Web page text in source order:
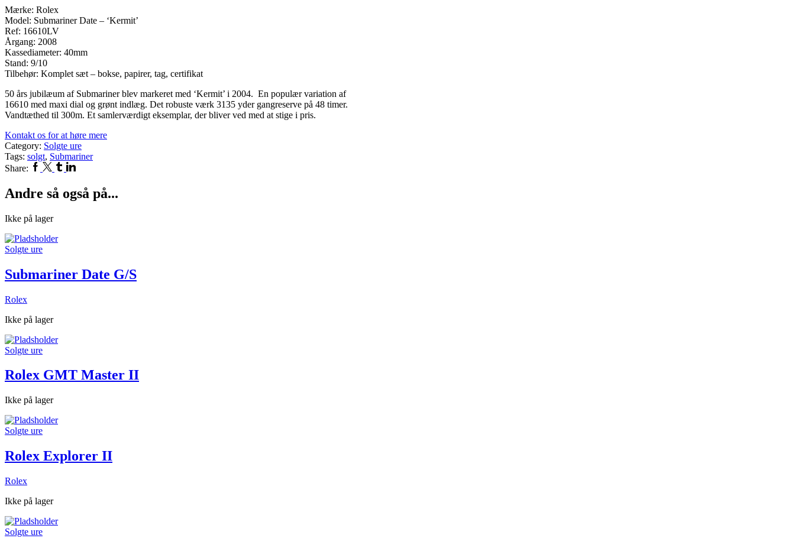
Mærke: Rolex
Model: Submariner Date – ‘Kermit’
Ref: 16610LV
Årgang: 2008
Kassediameter: 40mm
Stand: 9/10
Tilbehør: Komplet sæt – bokse, papirer, tag, certifikat
50 års jubilæum af Submariner blev markeret med ‘Kermit’ i 2004. En populær variation af
16610 med maxi dial og grønt indlæg. Det robuste værk 3135 yder gangreserve på 48 timer.
Vandtæthed til 300m. Et samlerværdigt eksemplar, der bliver ved med at stige i pris.
Kontakt os for at høre mere
Category: Solgte ure
Tags: solgt, Submariner
Share: Facebook
Twitter
TumblrLinkedin
Andre så også på...
Ikke på lager
Solgte ure
Submariner Date G/S
Rolex
Ikke på lager
Solgte ure
Rolex GMT Master II
Ikke på lager
Solgte ure
Rolex Explorer II
Rolex
Ikke på lager
Solgte ure